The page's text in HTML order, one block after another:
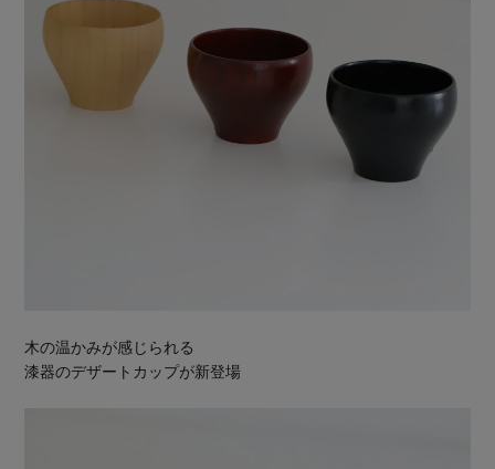
木の温かみが感じられる
漆器のデザートカップが新登場